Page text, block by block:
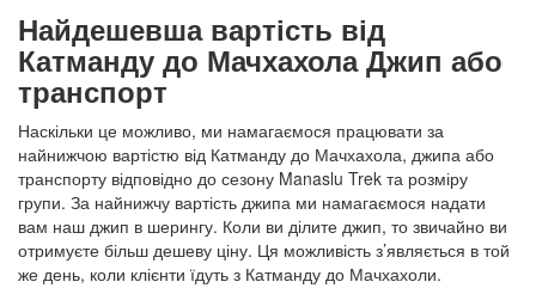
Найдешевша вартість від
Катманду до Мачхахола Джип або
транспорт
Наскільки це можливо, ми намагаємося працювати за
найнижчою вартістю від Катманду до Мачхахола, джипа або
транспорту відповідно до сезону Manaslu Trek та розміру
групи. За найнижчу вартість джипа ми намагаємося надати
вам наш джип в шерингу. Коли ви ділите джип, то звичайно ви
отримуєте більш дешеву ціну. Ця можливість з’являється в той
же день, коли клієнти їдуть з Катманду до Мачхахоли.